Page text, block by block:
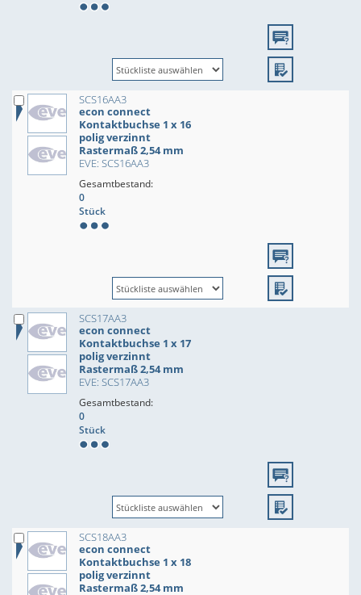
SCS16AA3
econ connect
Kontaktbuchse 1 x 16
polig verzinnt
Rastermaß 2,54 mm
EVE: SCS16AA3
Gesamtbestand:
0
Stück
SCS17AA3
econ connect
Kontaktbuchse 1 x 17
polig verzinnt
Rastermaß 2,54 mm
EVE: SCS17AA3
Gesamtbestand:
0
Stück
SCS18AA3
econ connect
Kontaktbuchse 1 x 18
polig verzinnt
Rastermaß 2,54 mm